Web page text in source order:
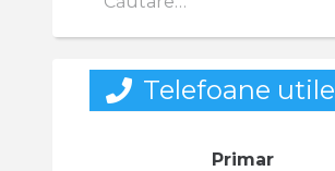
după:
Telefoane utile
Primar